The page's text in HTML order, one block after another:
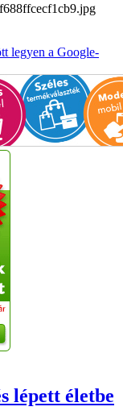
legyen a Google-
lépett életbe